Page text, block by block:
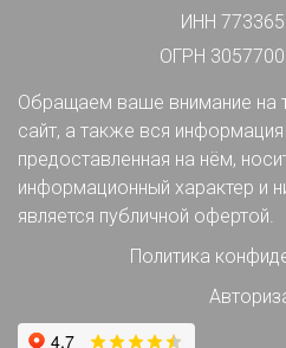
ИНН
ОГРН
Обращаем ваше внимание на
сайт, а также вся
предоставленная на нём,
информационный характер и
является публичной офертой.
Политика